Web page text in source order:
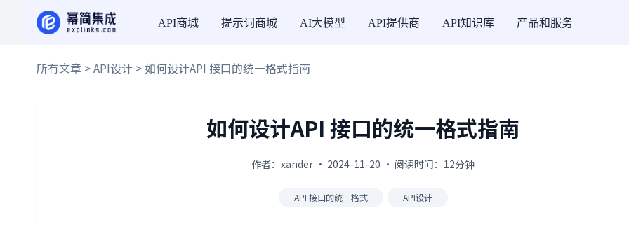
API商城 提示词商城 AI大模型 API提供商 API知识库 产品和服务
所有文章 >API设计 > 如何设计API 接口的统一格式指南
如何设计API 接口的统一格式指南
作者：xander · 2024-11-20 · 阅读时间：12分钟
API 接口的统一格式 API设计